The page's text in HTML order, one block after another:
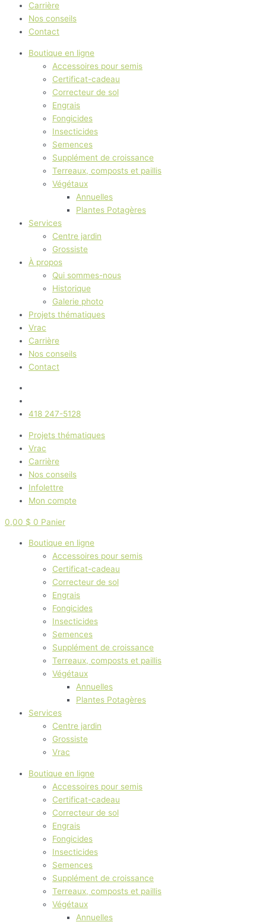
Carrière
Nos conseils
Contact
Boutique en ligne
Accessoires pour semis
Certificat-cadeau
Correcteur de sol
Engrais
Fongicides
Insecticides
Semences
Supplément de croissance
Terreaux, composts et paillis
Végétaux
Annuelles
Plantes Potagères
Services
Centre jardin
Grossiste
À propos
Qui sommes-nous
Historique
Galerie photo
Projets thématiques
Vrac
Carrière
Nos conseils
Contact
418 247-5128
Projets thématiques
Vrac
Carrière
Nos conseils
Infolettre
Mon compte
0,00 $ 0 Panier
Boutique en ligne
Accessoires pour semis
Certificat-cadeau
Correcteur de sol
Engrais
Fongicides
Insecticides
Semences
Supplément de croissance
Terreaux, composts et paillis
Végétaux
Annuelles
Plantes Potagères
Services
Centre jardin
Grossiste
Vrac
Boutique en ligne
Accessoires pour semis
Certificat-cadeau
Correcteur de sol
Engrais
Fongicides
Insecticides
Semences
Supplément de croissance
Terreaux, composts et paillis
Végétaux
Annuelles